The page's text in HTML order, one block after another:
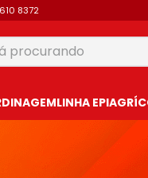
8372
LINHA EPI